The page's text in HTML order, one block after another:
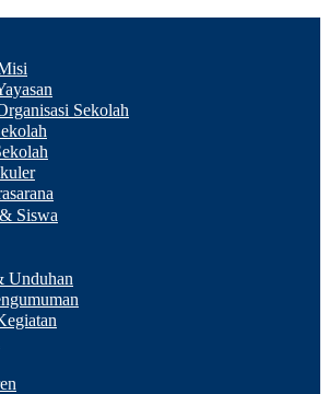
Sekolah
Siswa
Unduhan